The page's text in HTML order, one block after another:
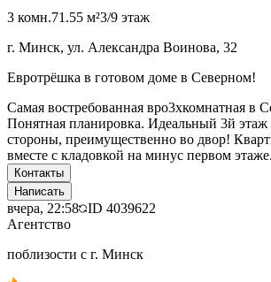
3 комн.71.55 м²3/9 этаж
г. Минск, ул. Александра Воинова, 32
Евротрёшка в готовом доме в Северном!
Самая востребованная вро3хкомнатная в
Понятная планировка. Идеальный 3й
стороны, преимущественно во двор!
вместе с кладовкой на минус первом
Контакты
Написать
вчера, 22:58 ID 4039622
Агентство
поблизости с г. Минск